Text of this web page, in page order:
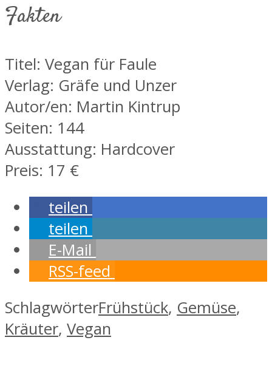
Fakten
Titel: Vegan für Faule
Verlag: Gräfe und Unzer
Autor/en: Martin Kintrup
Seiten: 144
Ausstattung: Hardcover
Preis: 17 €
teilen
teilen
E-Mail
RSS-feed
SchlagwörterFrühstück, Gemüse,
Kräuter, Vegan